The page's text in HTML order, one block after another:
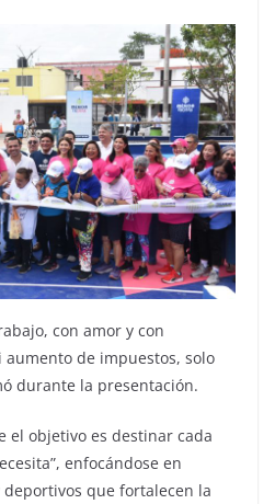
con amor y con
de impuestos, solo
durante la presentación.
el objetivo es destinar cada
enfocándose en
que fortalecen la